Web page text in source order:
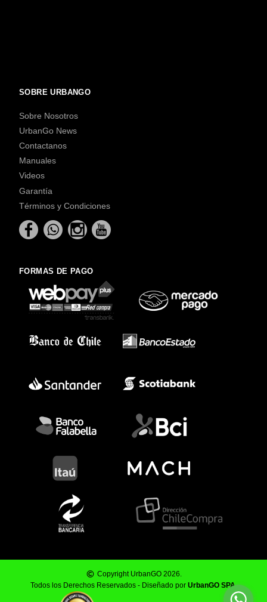
SOBRE URBANGO
Sobre Nosotros
UrbanGo News
Contactanos
Manuales
Videos
Garantía
Términos y Condiciones
FORMAS DE PAGO
Copyright UrbanGO 2026.
Todos los Derechos Reservados - Diseñado por UrbanGO SPA.